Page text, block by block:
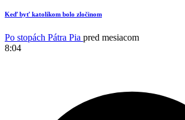
8
Keď byť katolíkom bolo zločinom
Po stopách Pátra Pia pred mesiacom
8:04